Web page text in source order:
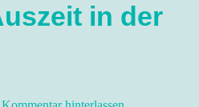
in der